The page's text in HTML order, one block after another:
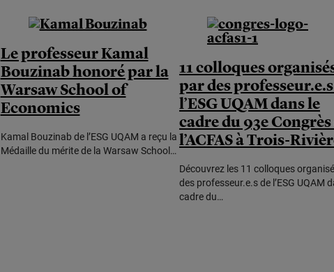
Le professeur Kamal
Bouzinab honoré par la
Warsaw School of
Economics
Kamal Bouzinab de l’ESG UQAM a reçu la
Médaille du mérite de la Warsaw School…
11 colloques
par des
l’ESG UQAM dans le
cadre du 93e Congrès
l’ACFAS à Trois-
Découvrez les 11 colloques
des professeur.e.s de l’ESG UQAM
cadre du…